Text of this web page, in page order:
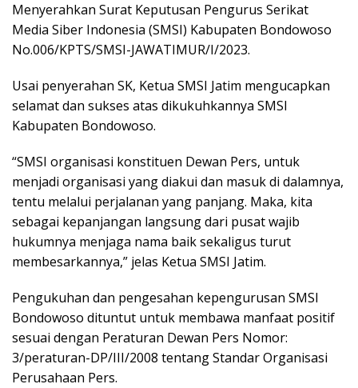
Menyerahkan Surat Keputusan Pengurus Serikat
Media Siber Indonesia (SMSI) Kabupaten Bondowoso
No.006/KPTS/SMSI-JAWATIMUR/I/2023.
Usai penyerahan SK, Ketua SMSI Jatim mengucapkan
selamat dan sukses atas dikukuhkannya SMSI
Kabupaten Bondowoso.
“SMSI organisasi konstituen Dewan Pers, untuk
menjadi organisasi yang diakui dan masuk di dalamnya,
tentu melalui perjalanan yang panjang. Maka, kita
sebagai kepanjangan langsung dari pusat wajib
hukumnya menjaga nama baik sekaligus turut
membesarkannya,” jelas Ketua SMSI Jatim.
Pengukuhan dan pengesahan kepengurusan SMSI
Bondowoso dituntut untuk membawa manfaat positif
sesuai dengan Peraturan Dewan Pers Nomor:
3/peraturan-DP/III/2008 tentang Standar Organisasi
Perusahaan Pers.